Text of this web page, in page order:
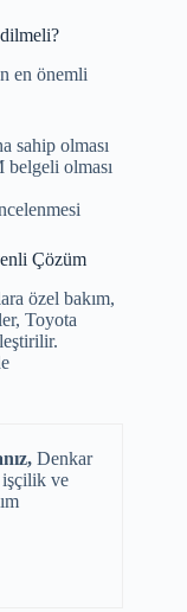
en önemli
sahip olması
olması
Çözüm
özel bakım,
Toyota
Denkar
işçilik ve